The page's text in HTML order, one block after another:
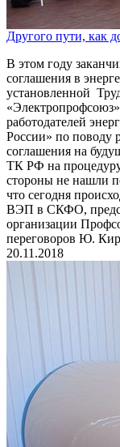
Другого пути, как
В этом году
соглашения в
установленной
работодателей
России» по поводу
соглашения на
ТК РФ на
стороны не нашли
что сегодня
ВЭП в СКФО,
организации
переговоров Ю.
20.11.2018